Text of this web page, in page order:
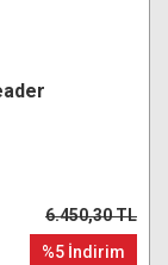
6.450,30 TL
%5 İndirim